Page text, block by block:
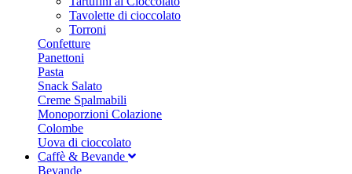
Tavolette di cioccolato
Torroni
Confetture
Panettoni
Pasta
Snack Salato
Creme Spalmabili
Monoporzioni Colazione
Colombe
Uova di cioccolato
Caffè & Bevande
Bevande